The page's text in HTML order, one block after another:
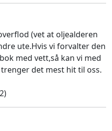
(vet at oljealderen
ute.Hvis vi forvalter den
med vett,så kan vi med
det mest hit til oss.